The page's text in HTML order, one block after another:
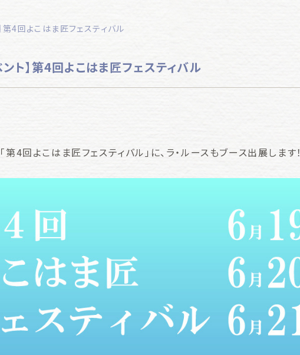
第4回よこはま匠フェスティバル
ント】第4回よこはま匠フェスティバル
4回よこはま匠フェスティバル」に、ラ・ルースもブース出展します！